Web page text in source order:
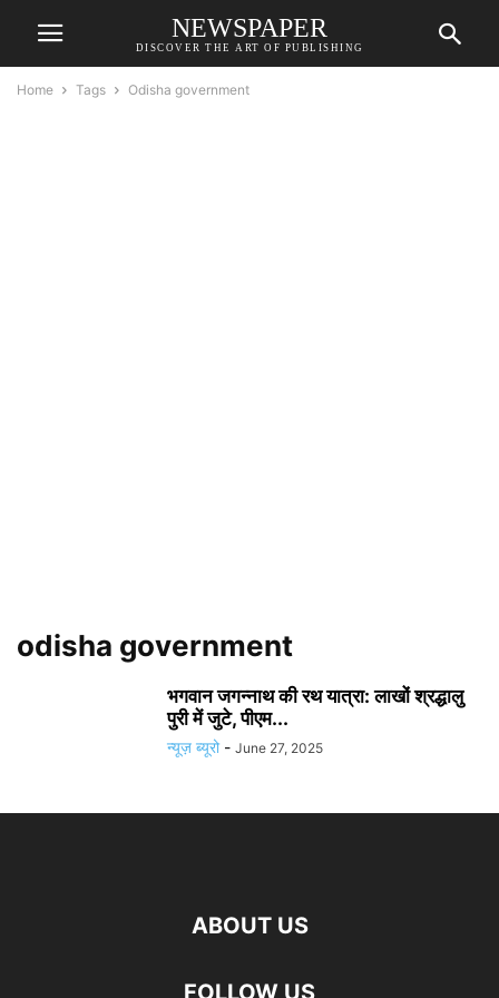
NEWSPAPER
DISCOVER THE ART OF PUBLISHING
Home Tags Odisha government
odisha government
भगवान जगन्नाथ की रथ यात्रा: लाखों श्रद्धालु
पुरी में जुटे, पीएम...
न्यूज़ ब्यूरो - June 27, 2025
ABOUT US
FOLLOW US